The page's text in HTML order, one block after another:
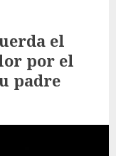
el
por el
padre